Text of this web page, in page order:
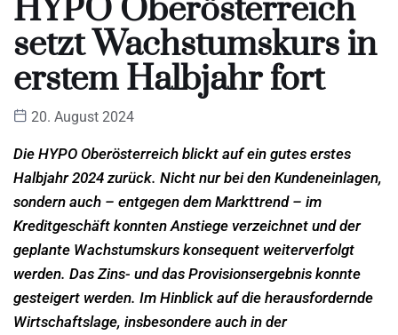
HYPO Oberösterreich
setzt Wachstumskurs in
erstem Halbjahr fort
20. August 2024
Die HYPO Oberösterreich blickt auf ein gutes erstes
Halbjahr 2024 zurück. Nicht nur bei den Kundeneinlagen,
sondern auch – entgegen dem Markttrend – im
Kreditgeschäft konnten Anstiege verzeichnet und der
geplante Wachstumskurs konsequent weiterverfolgt
werden. Das Zins- und das Provisionsergebnis konnte
gesteigert werden. Im Hinblick auf die herausfordernde
Wirtschaftslage, insbesondere auch in der